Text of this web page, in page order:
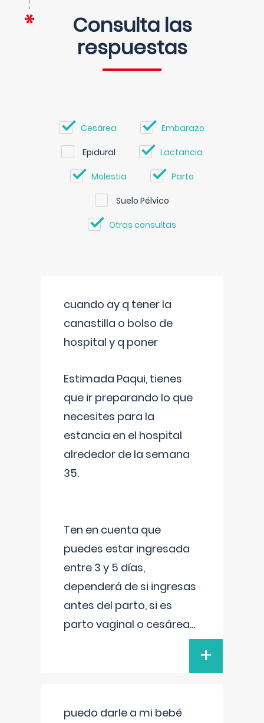
Consulta las
respuestas
Cesárea Embarazo
Epidural Lactancia
Molestia Parto
Suelo Pélvico
Otras consultas
cuando ay q tener la
canastilla o bolso de
hospital y q poner
Estimada Paqui, tienes
que ir preparando lo que
necesites para la
estancia en el hospital
alrededor de la semana
35.
Ten en cuenta que
puedes estar ingresada
entre 3 y 5 días,
dependerá de si ingresas
antes del parto, si es
parto vaginal o cesárea...
+
puedo darle a mi bebé